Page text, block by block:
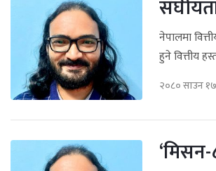
नेपालमा
हुने वित्तीय
२०८० साउन